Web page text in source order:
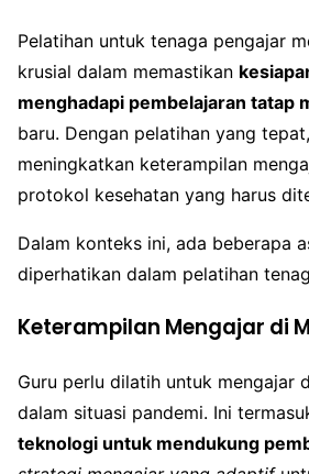
Pelatihan untuk tenaga pengajar
krusial dalam memastikan
menghadapi pembelajaran tatap
baru. Dengan pelatihan yang
meningkatkan keterampilan
protokol kesehatan yang harus
Dalam konteks ini, ada beberapa
diperhatikan dalam pelatihan
Keterampilan Mengajar di
Guru perlu dilatih untuk mengajar
dalam situasi pandemi. Ini
teknologi untuk mendukung